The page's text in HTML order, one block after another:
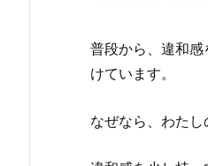
普段から、違和
けています。
なぜなら、わたし